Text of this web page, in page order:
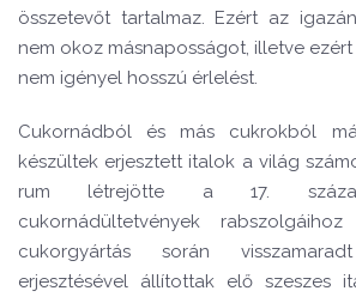
összetevőt tartalmaz. Ezért az
nem okoz másnaposságot, illetve
nem igényel hosszú érlelést.
Cukornádból és más cukrokból
készültek erjesztett italok a világ
rum létrejötte a 17.
cukornádültetvények
cukorgyártás során
erjesztésével állítottak elő szeszes